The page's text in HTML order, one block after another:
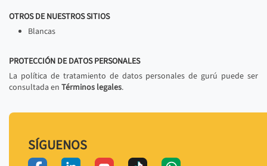
OTROS DE NUESTROS SITIOS
Blancas
PROTECCIÓN DE DATOS PERSONALES
La política de tratamiento de datos personales de gurú puede ser
consultada en Términos legales.
SÍGUENOS